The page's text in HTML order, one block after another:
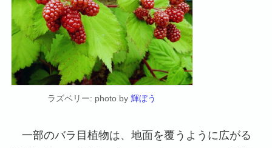
ラズベリー: photo by輝ぼう
一部のバラ目植物は、地面を覆うように広がる